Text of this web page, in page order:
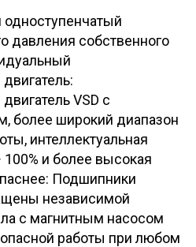
давления собственного
VSD с
более широкий диапазон
интеллектуальная
100% и более высокая
Подшипники
независимой
с магнитным насосом
работы при любом